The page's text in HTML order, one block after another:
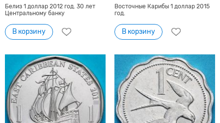
Белиз 1 доллар 2012 год. 30 лет
Центральному банку
В корзину
Восточные Карибы 1 доллар 2015
год.
В корзину